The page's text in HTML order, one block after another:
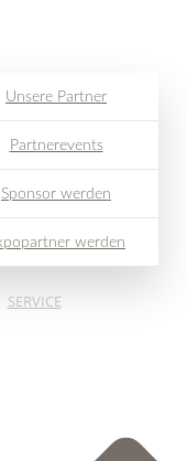
Unsere Partner
Partnerevents
Sponsor werden
werden
SERVICE